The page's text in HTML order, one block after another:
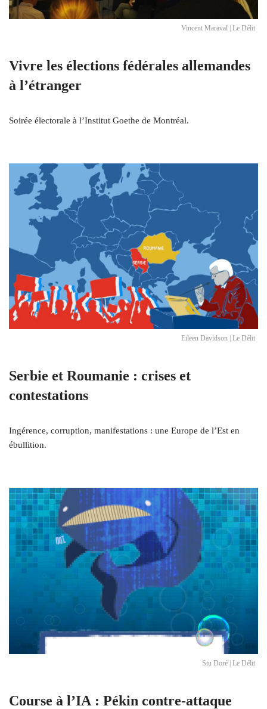
Vincent Maraval | Le Délit
Vivre les élections fédérales allemandes
à l’étranger
Soirée électorale à l’Institut Goethe de Montréal.
Eileen Davidson | Le Délit
Serbie et Roumanie : crises et
contestations
Ingérence, corruption, manifestations : une Europe de l’Est en
ébullition.
Stu Doré | Le Délit
Course à l’IA : Pékin contre-attaque